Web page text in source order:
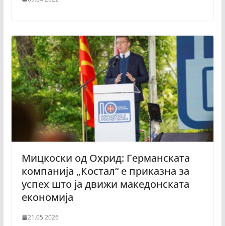
Мицкоски од Охрид: Германската
компанија „Костал“ е приказна за
успех што ја движи македонската
економија
21.05.2026